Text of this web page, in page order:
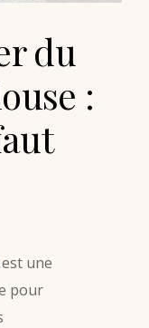
du
:
est une
pour